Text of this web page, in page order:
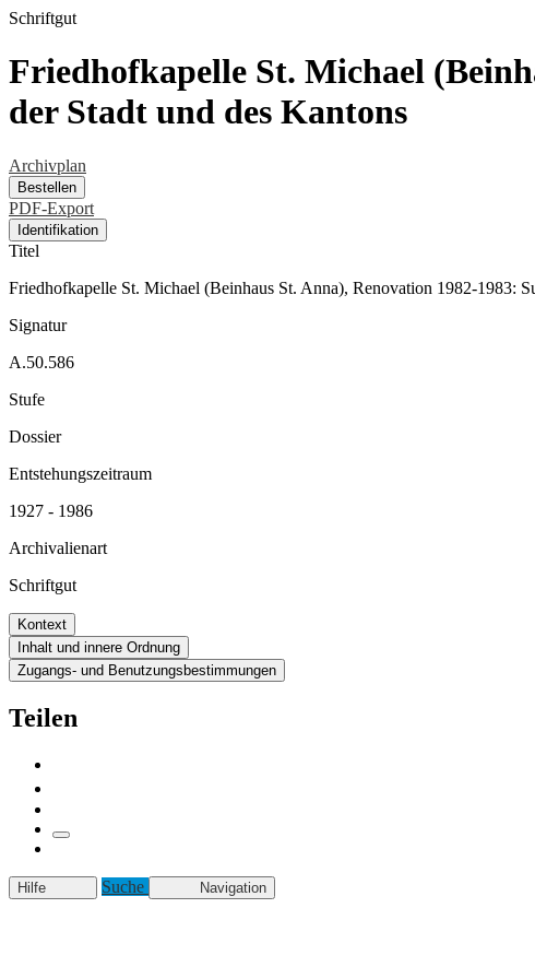
Schriftgut
Friedhofkapelle St. Michael
der Stadt und des Kantons
Archivplan
Bestellen
PDF-Export
Identifikation
Titel
Friedhofkapelle St. Michael (Beinhaus St. Anna), Renovation 1982-1983:
Signatur
A.50.586
Stufe
Dossier
Entstehungszeitraum
1927 - 1986
Archivalienart
Schriftgut
Kontext
Inhalt und innere Ordnung
Zugangs- und Benutzungsbestimmungen
Teilen
Hilfe Suche Navigation